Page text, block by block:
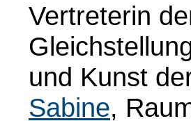
Vertreterin
und Kunst
Sabine,